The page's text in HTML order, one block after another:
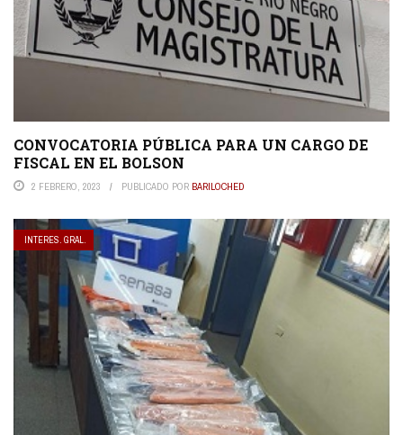
CONVOCATORIA PÚBLICA PARA UN CARGO DE
FISCAL EN EL BOLSON
2 FEBRERO, 2023 PUBLICADO POR BARILOCHED
INTERES. GRAL.